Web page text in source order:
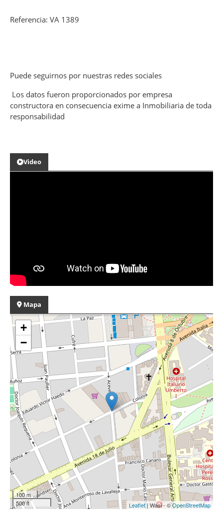
Referencia: VA 1389
Puede seguirnos por nuestras redes sociales
Los datos fueron proporcionados por empresa
constructora en consecuencia exime a Inmobiliaria de toda
responsabilidad
Video
Mapa
+
−
100 m
500 ft
Leaflet| Wasi - ©OpenStreetMap